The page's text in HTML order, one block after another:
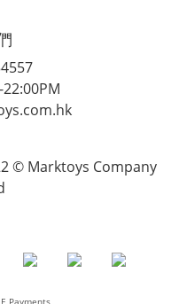
© Marktoys Company
Payments